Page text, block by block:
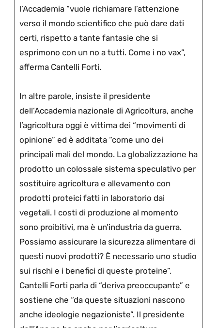
l’Accademia “vuole richiamare l’attenzione
verso il mondo scientifico che può dare dati
certi, rispetto a tante fantasie che si
esprimono con un no a tutti. Come i no vax”,
afferma Cantelli Forti.
In altre parole, insiste il presidente
dell’Accademia nazionale di Agricoltura, anche
l’agricoltura oggi è vittima dei “movimenti di
opinione” ed è additata “come uno dei
principali mali del mondo. La globalizzazione ha
prodotto un colossale sistema speculativo per
sostituire agricoltura e allevamento con
prodotti proteici fatti in laboratorio dai
vegetali. I costi di produzione al momento
sono proibitivi, ma è un’industria da guerra.
Possiamo assicurare la sicurezza alimentare di
questi nuovi prodotti? È necessario uno studio
sui rischi e i benefici di queste proteine”.
Cantelli Forti parla di “deriva preoccupante” e
sostiene che “da queste situazioni nascono
anche ideologie negazioniste”. Il presidente